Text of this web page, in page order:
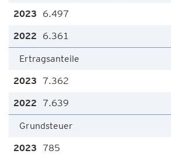
6.497
6.361
Ertragsanteile
7.362
7.639
Grundsteuer
785